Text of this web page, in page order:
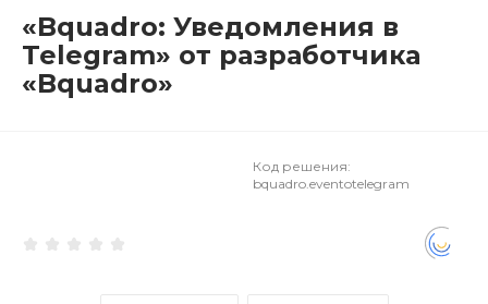
«Bquadro: Уведомления в
Telegram» от разработчика
«Bquadro»
Код решения:
bquadro.eventotelegram